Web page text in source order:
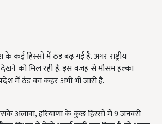
हिस्सों में ठंड बढ़ गई है. अगर राष्ट्रीय
देखने को मिल रही है. इस वजह से मौसम हल्का
में ठंड का कहर अभी भी जारी है.
अलावा, हरियाणा के कुछ हिस्सों में 9 जनवरी